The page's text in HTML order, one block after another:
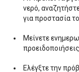
νερό,
για προστασία
Μείνετε
Ελέγξτε την